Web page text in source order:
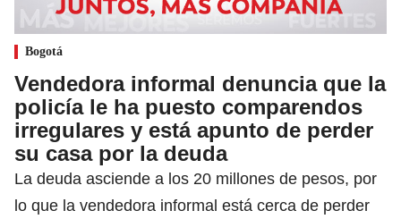
Bogotá
Vendedora informal denuncia que la
policía le ha puesto comparendos
irregulares y está apunto de perder
su casa por la deuda
La deuda asciende a los 20 millones de pesos, por
lo que la vendedora informal está cerca de perder